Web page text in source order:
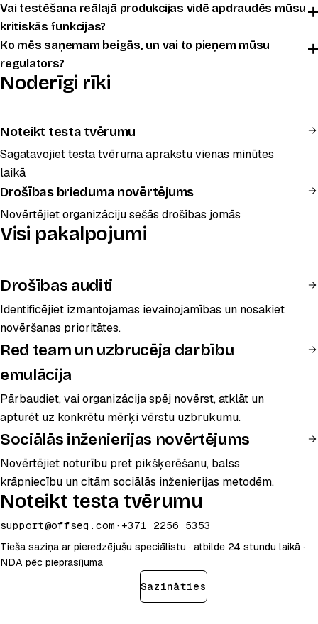
Vai testēšana reālajā produkcijas vidē apdraudēs mūsu
kritiskās funkcijas?
Ko mēs saņemam beigās, un vai to pieņem mūsu
regulators?
Noderīgi rīki
Noteikt testa tvērumu
Sagatavojiet testa tvēruma aprakstu vienas minūtes
laikā
Drošības brieduma novērtējums
Novērtējiet organizāciju sešās drošības jomās
Visi pakalpojumi
Drošības auditi
Identificējiet izmantojamas ievainojamības un nosakiet
novēršanas prioritātes.
Red team un uzbrucēja darbību
emulācija
Pārbaudiet, vai organizācija spēj novērst, atklāt un
apturēt uz konkrētu mērķi vērstu uzbrukumu.
Sociālās inženierijas novērtējums
Novērtējiet noturību pret pikšķerēšanu, balss
krāpniecību un citām sociālās inženierijas metodēm.
Noteikt testa tvērumu
support@offseq.com · +371 2256 5353
Tieša saziņa ar pieredzējušu speciālistu · atbilde 24 stundu laikā ·
NDA pēc pieprasījuma
Sazināties